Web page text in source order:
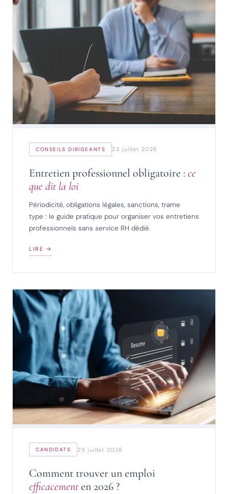
CONSEILS DIRIGEANTS 23 juillet 2026
Entretien professionnel obligatoire : ce
que dit la loi
Périodicité, obligations légales, sanctions, trame
type : le guide pratique pour organiser vos entretiens
professionnels sans service RH dédié.
LIRE →
CANDIDATS 23 juillet 2026
Comment trouver un emploi
efficacementen 2026 ?